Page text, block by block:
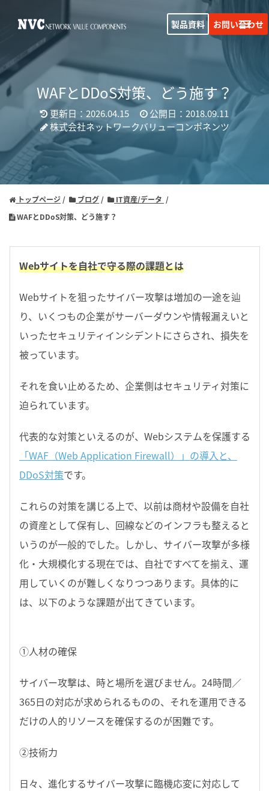
製品資料 お問い合わせ
WAFとDDoS対策、どう施す？
更新日：2026.04.15
公開日：2018.09.11
株式会社ネットワークバリューコンポネンツ
トップページ ブログ
IT資産/データ
WAFとDDoS対策、どう施す？
Webサイトを自社で守る際の課題とは
Webサイトを狙ったサイバー攻撃は増加の一途を辿
り、いくつもの企業がサーバーダウンや情報漏えいと
いったセキュリティインシデントにさらされ、損失を
被っています。
それを食い止めるため、企業側はセキュリティ対策に
迫られています。
代表的な対策といえるのが、Webシステムを保護する
「WAF（Web Application Firewall）」の導入と、
DDoS対策です。
これらの対策を講じる上で、以前は商材や設備を自社
の資産として保有し、回線などのインフラも整えると
いうのが一般的でした。しかし、サイバー攻撃が多様
化・大規模化する現在では、自社ですべてを揃え、運
用していくのが難しくなりつつあります。具体的に
は、以下のような課題が出てきています。
①人材の確保
サイバー攻撃は、時と場所を選びません。24時間／
365日の対応が求められるものの、それを運用できる
だけの人的リソースを確保するのが困難です。
②技術力
日々、進化するサイバー攻撃に臨機応変に対応して